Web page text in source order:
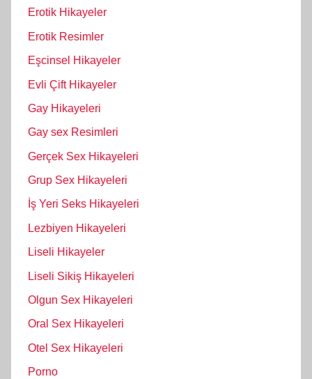
Erotik Hikayeler
Erotik Resimler
Eşcinsel Hikayeler
Evli Çift Hikayeler
Gay Hikayeleri
Gay sex Resimleri
Gerçek Sex Hikayeleri
Grup Sex Hikayeleri
İş Yeri Seks Hikayeleri
Lezbiyen Hikayeleri
Liseli Hikayeler
Liseli Sikiş Hikayeleri
Olgun Sex Hikayeleri
Oral Sex Hikayeleri
Otel Sex Hikayeleri
Porno